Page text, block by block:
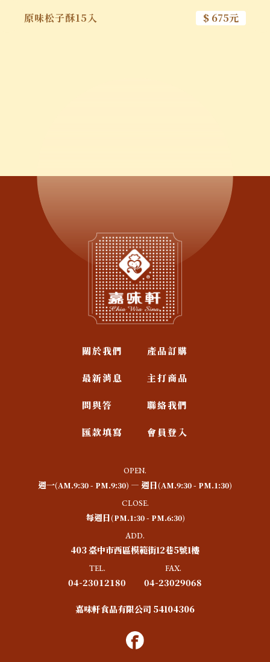
原味松子酥15入 $ 675元
關於我們 產品訂購
最新消息 主打商品
問與答 聯絡我們
匯款填寫 會員登入
OPEN.
週一(AM.9:30 - PM.9:30) ― 週日(AM.9:30 - PM.1:30)
CLOSE.
每週日(PM.1:30 - PM.6:30)
ADD.
403 臺中市西區模範街12巷5號1樓
TEL.
04-23012180
FAX.
04-23029068
嘉味軒食品有限公司 54104306